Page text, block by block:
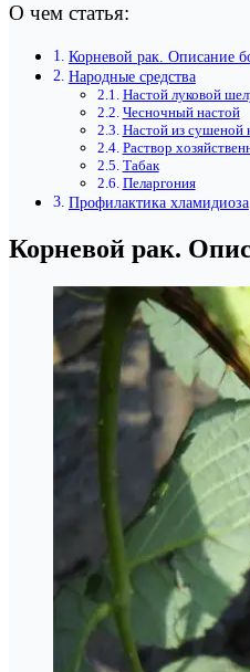
О чем статья:
Корневой рак. Описание
Народные средства
Настой луковой
Чесночный настой
Настой из сушеной
Раствор
Табак
Пеларгония
Профилактика хламидиоза
Корневой рак.